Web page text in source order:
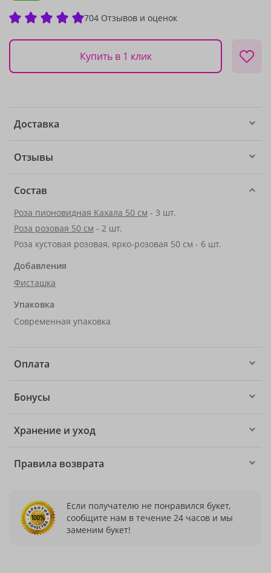
704 Отзывов и оценок
Купить в 1 клик
Доставка
Отзывы
Состав
Роза пионовидная Кахала 50 см - 3 шт.
Роза розовая 50 см - 2 шт.
Роза кустовая розовая, ярко-розовая 50 см - 6 шт.
Добавления
Фисташка
Упаковка
Современная упаковка
Оплата
Бонусы
Хранение и уход
Правила возврата
Если получателю не понравился букет,
сообщите нам в течение 24 часов и мы
заменим букет!